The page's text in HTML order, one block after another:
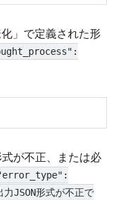
」で定義された形
が不正、または必
JSON形式が不正で